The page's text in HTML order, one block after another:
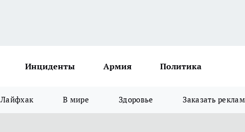
Инциденты Армия Политика
Лайфхак В мире Здоровье Заказать